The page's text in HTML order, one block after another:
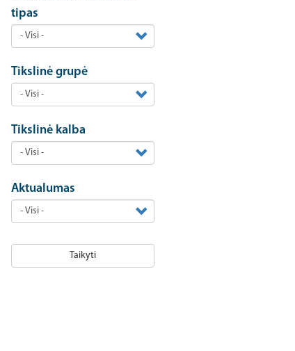
tipas
Tikslinė grupė
Tikslinė kalba
Aktualumas
Taikyti